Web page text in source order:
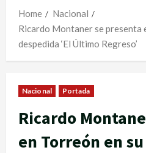
Home
Nacional
Ricardo Montaner se presenta
despedida ‘El Último Regreso’
Nacional Portada
Ricardo
en Torreón en